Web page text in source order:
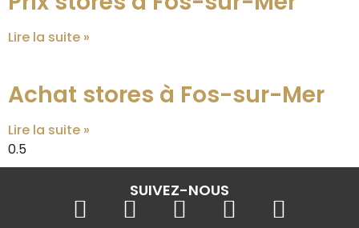
Lire la suite »
Achat stores à Fos-sur-Mer
Lire la suite »
SUIVEZ-NOUS